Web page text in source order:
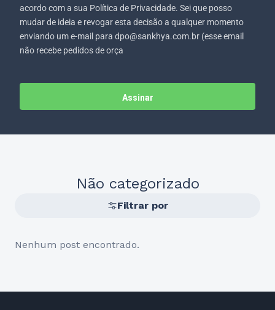
acordo com a sua Política de Privacidade. Sei que posso
mudar de ideia e revogar esta decisão a qualquer momento
enviando um e-mail para dpo@sankhya.com.br (esse email
não recebe pedidos de orça
Assinar
Não categorizado
Filtrar por
Nenhum post encontrado.